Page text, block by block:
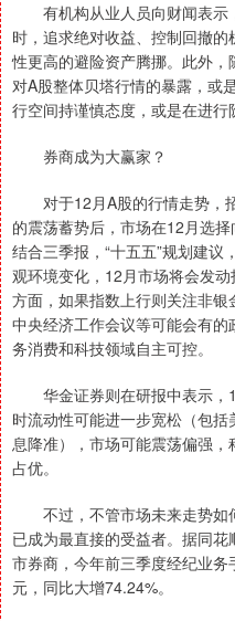
有机构从业人员向财闻表示
时，追求绝对收益、控制回撤
性更高的避险资产腾挪。此外
对A股整体贝塔行情的暴露，或
行空间持谨慎态度，或是在进行
券商成为大赢家？
对于12月A股的行情走势，
的震荡蓄势后，市场在12月选择
结合三季报，“十五五”规划建
观环境变化，12月市场将会发
方面，如果指数上行则关注非
中央经济工作会议等可能会有
务消费和科技领域自主可控。
华金证券则在研报中表示，
时流动性可能进一步宽松（包
息降准），市场可能震荡偏强
占优。
不过，不管市场未来走势如
已成为最直接的受益者。据同
市券商，今年前三季度经纪业
元，同比大增74.24%。